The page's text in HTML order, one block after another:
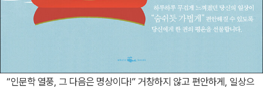
“인문학 열풍, 그 다음은 명상이다!” 거창하지 않고 편안하게, 일상으